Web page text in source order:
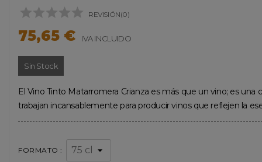
     REVISIÓN(0)
75,65 € IVA INCLUIDO
Sin Stock
El Vino Tinto Matarromera Crianza es más que un vino; es
trabajan incansablemente para producir vinos que reflejen la
FORMATO :